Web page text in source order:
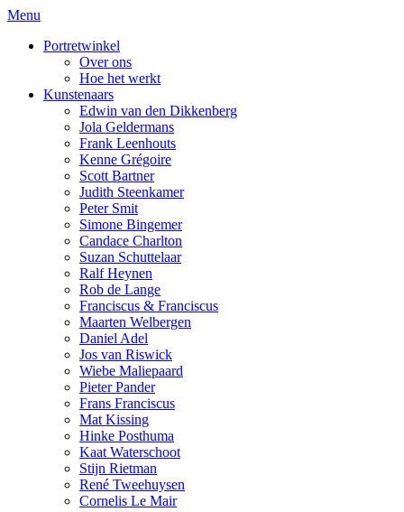
Menu
Portretwinkel
Over ons
Hoe het werkt
Kunstenaars
Edwin van den Dikkenberg
Jola Geldermans
Frank Leenhouts
Kenne Grégoire
Scott Bartner
Judith Steenkamer
Peter Smit
Simone Bingemer
Candace Charlton
Suzan Schuttelaar
Ralf Heynen
Rob de Lange
Franciscus & Franciscus
Maarten Welbergen
Daniel Adel
Jos van Riswick
Wiebe Maliepaard
Pieter Pander
Frans Franciscus
Mat Kissing
Hinke Posthuma
Kaat Waterschoot
Stijn Rietman
René Tweehuysen
Cornelis Le Mair